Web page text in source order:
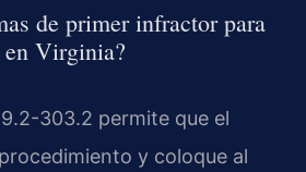
de primer infractor para
en Virginia?
303.2 permite que el
y coloque al